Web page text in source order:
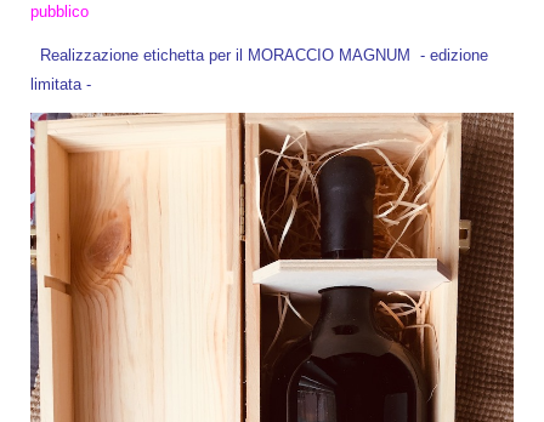
pubblico
Realizzazione etichetta per il MORACCIO MAGNUM - edizione
limitata -